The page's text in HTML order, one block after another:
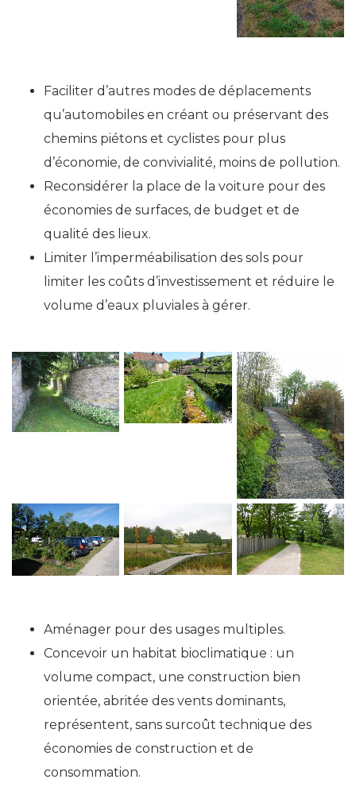
Faciliter d’autres modes de déplacements
qu’automobiles en créant ou préservant des
chemins piétons et cyclistes pour plus
d’économie, de convivialité, moins de pollution.
Reconsidérer la place de la voiture pour des
économies de surfaces, de budget et de
qualité des lieux.
Limiter l’imperméabilisation des sols pour
limiter les coûts d’investissement et réduire le
volume d’eaux pluviales à gérer.
Aménager pour des usages multiples.
Concevoir un habitat bioclimatique : un
volume compact, une construction bien
orientée, abritée des vents dominants,
représentent, sans surcoût technique des
économies de construction et de
consommation.